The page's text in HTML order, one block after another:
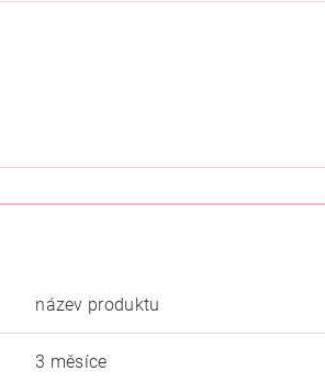
název produktu
3 měsíce